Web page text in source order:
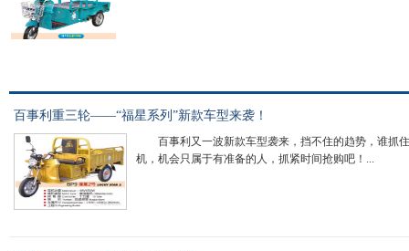
百事利重三轮——“福星系列”新款车型来袭！
百事利又一波新款车型袭来，挡不住的趋势，谁抓
机，机会只属于有准备的人，抓紧时间抢购吧！...